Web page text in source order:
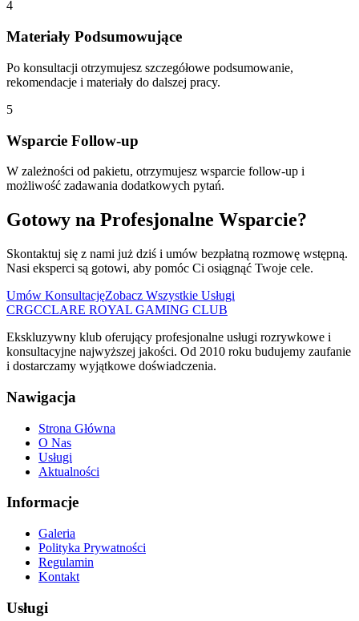
4
Materiały Podsumowujące
Po konsultacji otrzymujesz szczegółowe podsumowanie,
rekomendacje i materiały do dalszej pracy.
5
Wsparcie Follow-up
W zależności od pakietu, otrzymujesz wsparcie follow-up i
możliwość zadawania dodatkowych pytań.
Gotowy na Profesjonalne Wsparcie?
Skontaktuj się z nami już dziś i umów bezpłatną rozmowę wstępną.
Nasi eksperci są gotowi, aby pomóc Ci osiągnąć Twoje cele.
Umów KonsultacjęZobacz Wszystkie Usługi
CRGCCLARE ROYAL GAMING CLUB
Ekskluzywny klub oferujący profesjonalne usługi rozrywkowe i
konsultacyjne najwyższej jakości. Od 2010 roku budujemy zaufanie
i dostarczamy wyjątkowe doświadczenia.
Nawigacja
Strona Główna
O Nas
Usługi
Aktualności
Informacje
Galeria
Polityka Prywatności
Regulamin
Kontakt
Usługi